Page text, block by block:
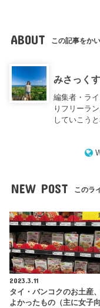
ABOUT この記事をか
みさっくす
編集者・ラ
りフリーラ
していこうと
NEW POST このラ
2023.3.11
タイ・バンコクのお土産
よかったもの（主に女子